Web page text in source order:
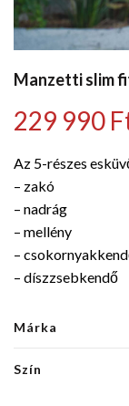
Manzetti slim
229 990
Az 5-részes
– zakó
– nadrág
– mellény
–
– díszzsebkendő
Márka
Szín